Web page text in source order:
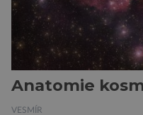
Anatomie
VESMÍR